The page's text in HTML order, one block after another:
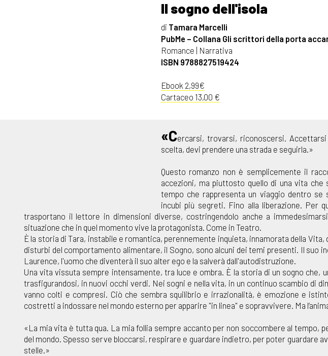
Il sogno dell'isola
di Tamara Marcelli
PubMe – Collana Gli scrittori della porta
Romance | Narrativa
ISBN 9788827519424
Ebook 2,99€
Cartaceo 13,00 €
«Cercarsi, trovarsi, riconoscersi.
scelta, devi prendere una strada e seguirla.»
Questo romanzo non è semplicemente il
accezioni, ma piuttosto quello di una vita
tempo che rappresenta un viaggio dentro se
incubi più segreti. Fino alla liberazione. Per
trasportano il lettore in dimensioni diverse, costringendolo anche a
situazione che in quel momento vive la protagonista. Come in Teatro.
È la storia di Tara, instabile e romantica, perennemente inquieta, innamorata della
disturbi del comportamento alimentare, il Sogno, sono alcuni dei temi presenti. Il suo
Laurence, l'uomo che diventerà il suo alter ego e la salverà dall'autodistruzione.
Una vita vissuta sempre intensamente, tra luce e ombra. È la storia di un sogno che,
trasfigurandosi, in nuovi occhi verdi. Nei sogni e nella vita, in un continuo scambio di
vanno colti e compresi. Ciò che sembra squilibrio e irrazionalità, è emozione e
costretti a indossare nel mondo esterno per apparire "in linea" e sopravvivere. Ma
«La mia vita è tutta qua. La mia follia sempre accanto per non soccombere al tempo,
del mondo. Spesso serve bloccarsi, respirare e guardare indietro, per poter guardare
stelle.»